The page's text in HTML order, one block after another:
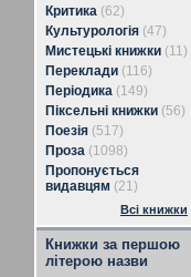
Критика (62)
Культурологія (47)
Мистецькі книжки (11)
Переклади (116)
Періодика (149)
Піксельні книжки (56)
Поезія (517)
Проза (1098)
Пропонується
видавцям (21)
Всі книжки
Книжки за першою
літерою назви